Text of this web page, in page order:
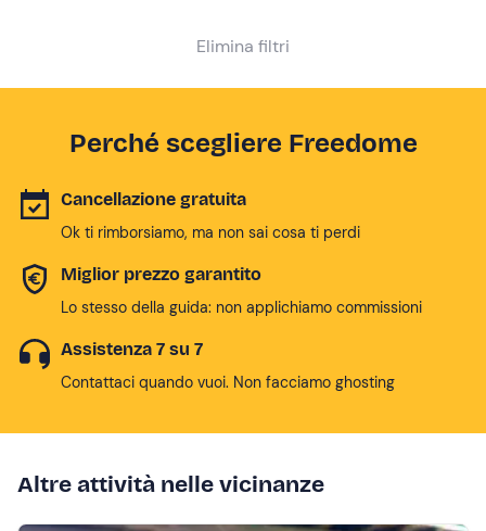
Elimina filtri
Perché scegliere Freedome
Cancellazione gratuita
Ok ti rimborsiamo, ma non sai cosa ti perdi
Miglior prezzo garantito
Lo stesso della guida: non applichiamo commissioni
Assistenza 7 su 7
Contattaci quando vuoi. Non facciamo ghosting
Altre attività nelle vicinanze